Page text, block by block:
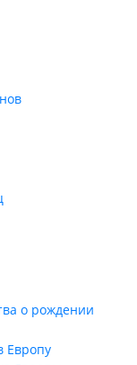
о рождении
Европу